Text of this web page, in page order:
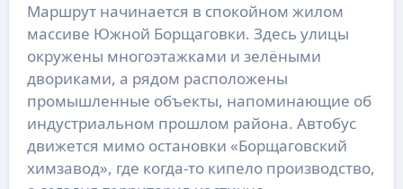
Маршрут начинается в спокойном жилом
массиве Южной Борщаговки. Здесь улицы
окружены многоэтажками и зелёными
двориками, а рядом расположены
промышленные объекты, напоминающие об
индустриальном прошлом района. Автобус
движется мимо остановки «Борщаговский
химзавод», где когда-то кипело производство,